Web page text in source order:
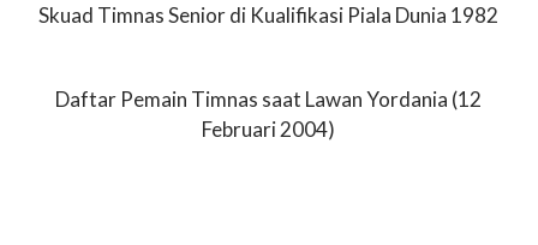
Skuad Timnas Senior di Kualifikasi Piala Dunia 1982
Daftar Pemain Timnas saat Lawan Yordania (12
Februari 2004)